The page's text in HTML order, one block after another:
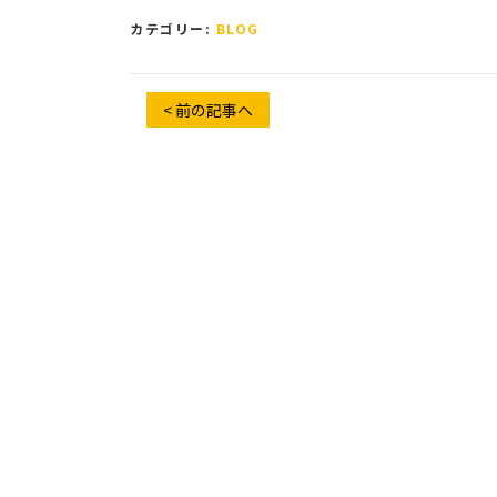
カテゴリー: BLOG
< 前の記事へ